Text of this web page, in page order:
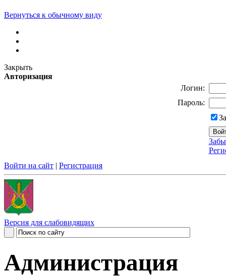
Вернуться к обычному виду
Закрыть
Авторизация
Логин:
Пароль:
Войти на сайт | Регистрация
Версия для слабовидящих
Администрация